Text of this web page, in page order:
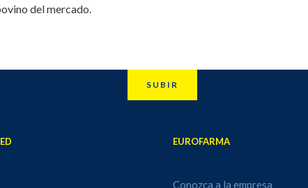
del mercado.
SUBIR
EUROFARMA
Conozca a la empresa